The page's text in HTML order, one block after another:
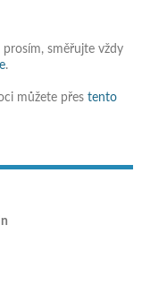
směřujte vždy
.
můžete přes tento